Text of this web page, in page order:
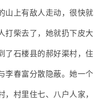
山上有敌人走动，很快就
打柴去了， 她就扔下皮大
了石楼县的郝好渠村，住
李春富分散隐蔽。她一个
，村里住七、八户人家，